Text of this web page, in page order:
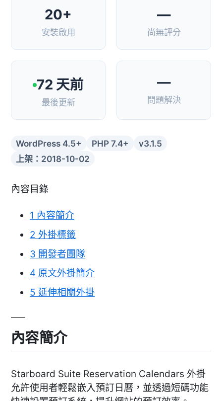
20+
安裝啟用
—
尚無評分
72 天前
最後更新
—
問題解決
WordPress 4.5+ PHP 7.4+
v3.1.5
上架：2018-10-02
內容目錄
1 內容簡介
2 外掛標籤
3 開發者團隊
4 原文外掛簡介
5 延伸相關外掛
內容簡介
Starboard Suite Reservation Calendars 外掛
允許使用者輕鬆嵌入預訂日曆，並透過短碼功能